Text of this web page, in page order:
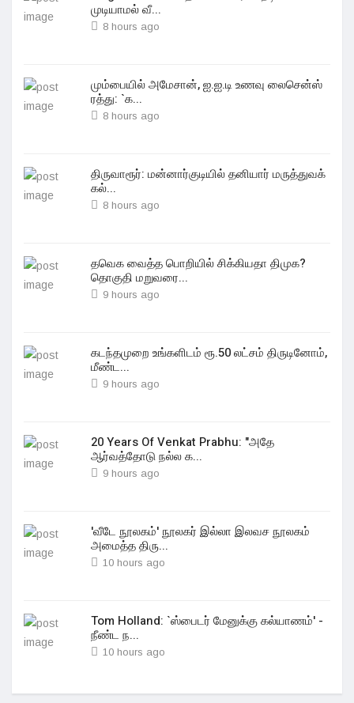
முடியாமல் வீ...
8 hours ago
மும்பையில் அமேசான், ஐ.ஐ.டி உணவு லைசென்ஸ்
ரத்து: `க...
8 hours ago
திருவாரூர்: மன்னார்குடியில் தனியார் மருத்துவக்
கல்...
8 hours ago
தவெக வைத்த பொறியில் சிக்கியதா திமுக?
தொகுதி மறுவரை...
9 hours ago
கடந்தமுறை உங்களிடம் ரூ.50 லட்சம் திருடினோம்,
மீண்ட...
9 hours ago
20 Years Of Venkat Prabhu: "அதே
ஆர்வத்தோடு நல்ல க...
9 hours ago
'வீடே நூலகம்' நூலகர் இல்லா இலவச நூலகம்
அமைத்த திரு...
10 hours ago
Tom Holland: `ஸ்பைடர் மேனுக்கு கல்யாணம்' -
நீண்ட ந...
10 hours ago